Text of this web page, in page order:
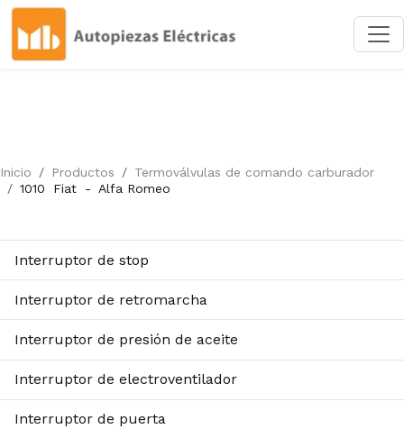
Inicio Productos
Termoválvulas de comando carburador
1010
Fiat - Alfa Romeo
Interruptor de stop
Interruptor de retromarcha
Interruptor de presión de aceite
Interruptor de electroventilador
Interruptor de puerta